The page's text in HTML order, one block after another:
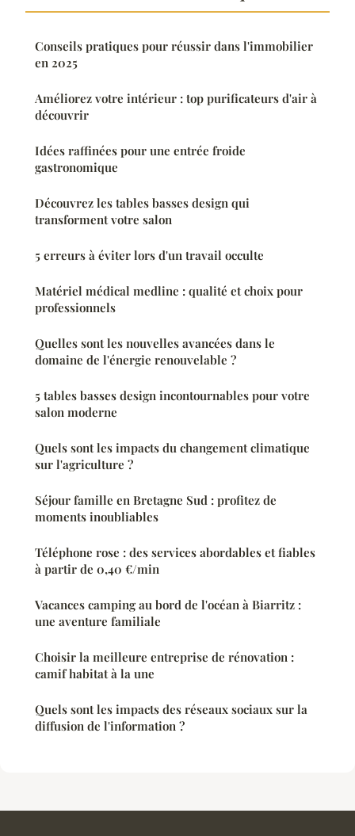
Conseils pratiques pour réussir dans l'immobilier
en 2025
Améliorez votre intérieur : top purificateurs d'air à
découvrir
Idées raffinées pour une entrée froide
gastronomique
Découvrez les tables basses design qui
transforment votre salon
5 erreurs à éviter lors d'un travail occulte
Matériel médical medline : qualité et choix pour
professionnels
Quelles sont les nouvelles avancées dans le
domaine de l'énergie renouvelable ?
5 tables basses design incontournables pour votre
salon moderne
Quels sont les impacts du changement climatique
sur l'agriculture ?
Séjour famille en Bretagne Sud : profitez de
moments inoubliables
Téléphone rose : des services abordables et fiables
à partir de 0,40 €/min
Vacances camping au bord de l'océan à Biarritz :
une aventure familiale
Choisir la meilleure entreprise de rénovation :
camif habitat à la une
Quels sont les impacts des réseaux sociaux sur la
diffusion de l'information ?